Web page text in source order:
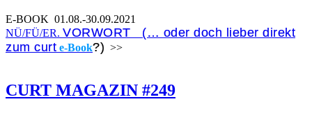
E-BOOK 01.08.-30.09.2021
NÜ/FÜ/ER. VORWORT (… oder doch lieber direkt
zum curt e-Book?) >>
CURT MAGAZIN #249